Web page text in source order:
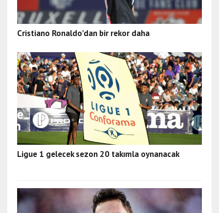
Cristiano Ronaldo'dan bir rekor daha
Ligue 1 gelecek sezon 20 takımla oynanacak